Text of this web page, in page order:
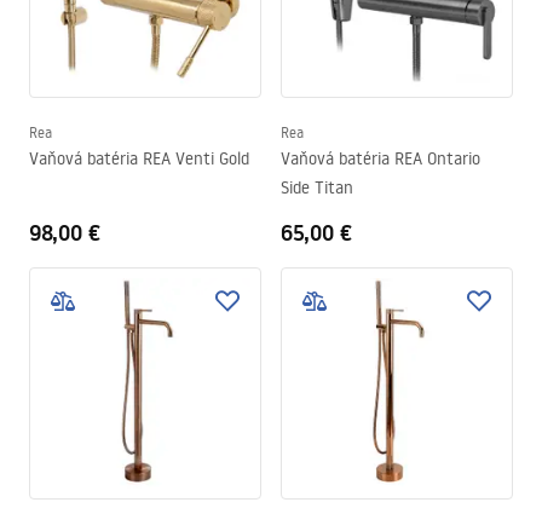
Rea
Vaňová batéria REA Venti Gold
98,00 €
Rea
Vaňová batéria REA Ontario
Side Titan
65,00 €